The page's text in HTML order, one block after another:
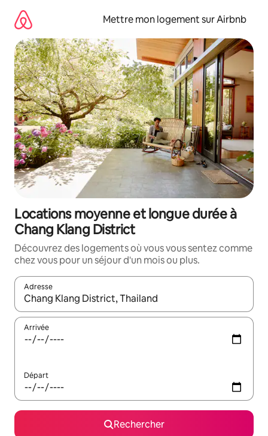
directement
contenu
Mettre mon logement sur Airbnb
Locations moyenne et longue durée à
Chang Klang District
Découvrez des logements où vous vous sentez comme
chez vous pour un séjour d'un mois ou plus.
Adresse
Lorsque les résultats s'affichent, utilisez les flèches vers le
Arrivée
Départ
Rechercher